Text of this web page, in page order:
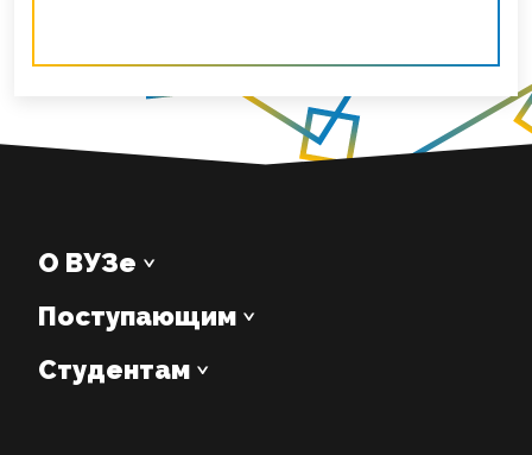
О ВУЗе
Поступающим
Студентам